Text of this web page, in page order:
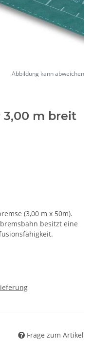
Abbildung kann abweichen
3,00 m breit
(3,00 m x 50m).
besitzt eine
Frage zum Artikel